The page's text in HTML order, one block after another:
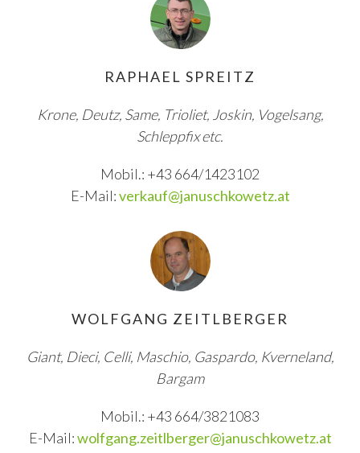
RAPHAEL SPREITZ
Krone, Deutz, Same, Trioliet, Joskin, Vogelsang,
Schleppfix etc.
Mobil.: +43 664/1423102
E-Mail:verkauf@januschkowetz.at
WOLFGANG ZEITLBERGER
Giant, Dieci, Celli, Maschio, Gaspardo, Kverneland,
Bargam
Mobil.: +43 664/3821083
E-Mail:wolfgang.zeitlberger@januschkowetz.at